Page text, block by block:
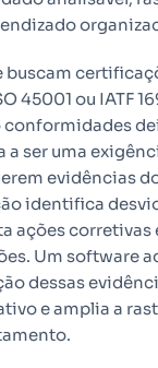
buscam
45001 ou IATF
a ser uma
evidências
identifica
ações corretivas
Um software
dessas
e amplia a